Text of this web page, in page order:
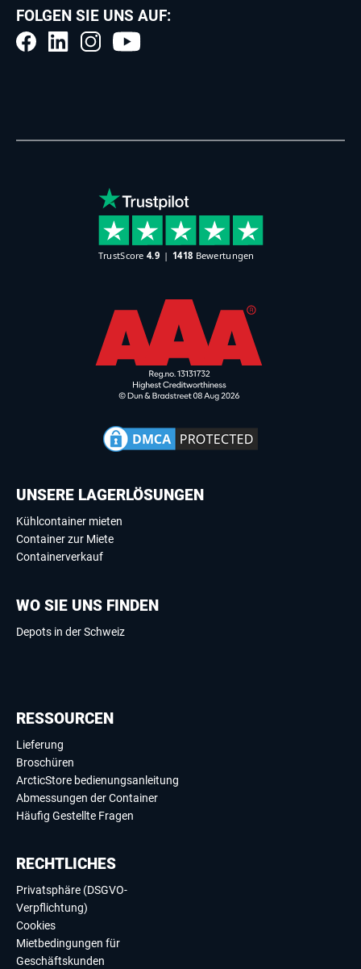
FOLGEN SIE UNS AUF:
UNSERE LAGERLÖSUNGEN
Kühlcontainer mieten
Container zur Miete
Containerverkauf
WO SIE UNS FINDEN
Depots in der Schweiz
RESSOURCEN
Lieferung
Broschüren
ArcticStore bedienungsanleitung
Abmessungen der Container
Häufig Gestellte Fragen
RECHTLICHES
Privatsphäre (DSGVO-
Verpflichtung)
Cookies
Mietbedingungen für
Geschäftskunden